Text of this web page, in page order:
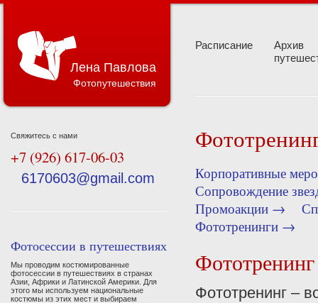
Лена Павлова
Фотопутешествия
Расписание
Архив
Свяжитесь с нами
+7 (926) 617-06-03
6170603@gmail.com
Фотосессии в путешествиях
Мы проводим костюмированные
фотосессии в путешествиях в странах
Азии, Африки и Латинской Америки. Для
этого мы используем национальные
костюмы из этих мест и выбираем
Корпоративные
Сопровождение
Промоакции →
Фототренинги →
Фототренинг –